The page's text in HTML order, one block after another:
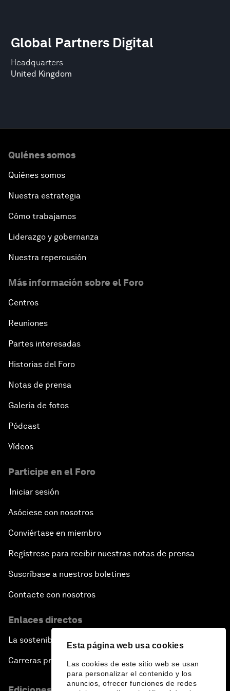
Esta página web usa cookies
Las cookies de este sitio web se usan
para personalizar el contenido y los
anuncios, ofrecer funciones de redes
Headquarters
United Kingdom
Global Partners Digital
Quiénes somos
Quiénes somos
Nuestra estrategia
Cómo trabajamos
Liderazgo y gobernanza
Nuestra repercusión
Más información sobre el Foro
Centros
Reuniones
Partes interesadas
Historias del Foro
Notas de prensa
Galería de fotos
Pódcast
Vídeos
Participe en el Foro
Iniciar sesión
Asóciese con nosotros
Conviértase en miembro
Regístrese para recibir nuestras notas de prensa
Suscríbase a nuestros boletines
Contacte con nosotros
Enlaces directos
La sostenibilidad en el Foro
Carreras profesionales